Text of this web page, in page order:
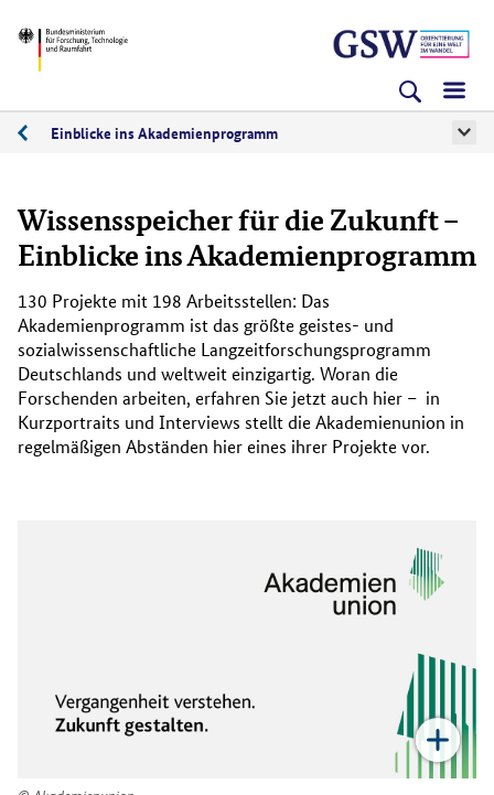
zum
(Eingabetaste)
zum
(Eingabetaste)
zur
(Eingabetaste)
BMFTR
Aktuelles
Einblicke ins Akademienprogramm
Wissensspeicher für die Zukunft –
Einblicke ins Akademienprogramm
130 Projekte mit 198 Arbeitsstellen: Das
Akademienprogramm ist das größte geistes- und
sozialwissenschaftliche Langzeitforschungsprogramm
Deutschlands und weltweit einzigartig. Woran die
Forschenden arbeiten, erfahren Sie jetzt auch hier – in
Kurzportraits und Interviews stellt die Akademienunion in
regelmäßigen Abständen hier eines ihrer Projekte vor.